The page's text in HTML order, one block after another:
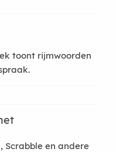
toont rijmwoorden
Scrabble en andere